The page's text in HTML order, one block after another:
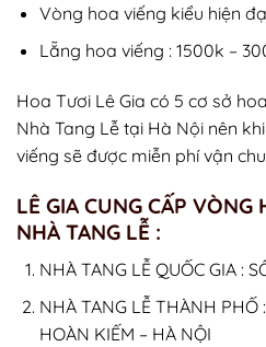
Vòng hoa viếng kiểu hiện
Lẵng hoa viếng : 1500k –
Hoa Tươi Lê Gia có 5 cơ sở
Nhà Tang Lễ tại Hà Nội nên
viếng sẽ được miễn phí vận
LÊ GIA CUNG CẤP VÒNG
NHÀ TANG LỄ :
NHÀ TANG LỄ QUỐC GIA :
NHÀ TANG LỄ THÀNH PHỐ
HOÀN KIẾM – HÀ NỘI